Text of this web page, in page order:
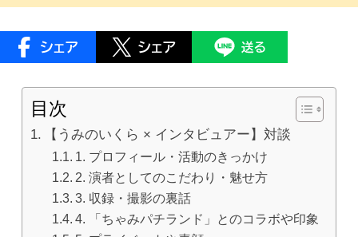
目次
【うみのいくら × インタビュアー】対談
1. プロフィール・活動のきっかけ
2. 演者としてのこだわり・魅せ方
3. 収録・撮影の裏話
4. 「ちゃみパチランド」とのコラボや印象